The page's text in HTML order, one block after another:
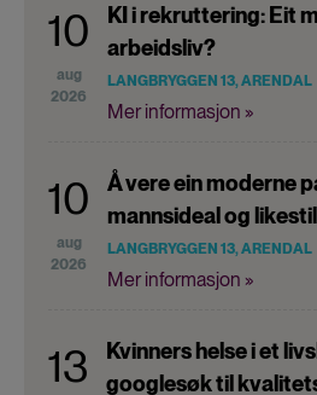
10
aug
2026
KI i rekruttering: Eit
arbeidsliv?
LANGBRYGGEN 13, ARENDAL
Mer informasjon »
10
aug
2026
Å vere ein moderne
mannsideal og
LANGBRYGGEN 13, ARENDAL
Mer informasjon »
13
Kvinners helse i et
googlesøk til